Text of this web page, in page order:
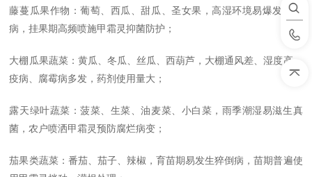
藤蔓瓜果作物：葡萄、西瓜、甜瓜、圣女果，高湿环境易爆发霜霉
病，挂果期高频喷施甲霜灵抑菌防护；
大棚瓜果蔬菜：黄瓜、冬瓜、丝瓜、西葫芦，大棚通风差、湿度高，
疫病、腐霉病多发，药剂使用量大；
露天绿叶蔬菜：菠菜、生菜、油麦菜、小白菜，雨季潮湿易滋生真
菌，农户喷洒甲霜灵预防腐烂病变；
茄果类蔬菜：番茄、茄子、辣椒，育苗期易发生猝倒病，苗期普遍使